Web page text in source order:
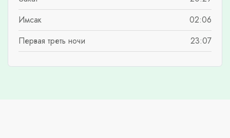
Имсак
02:06
Первая треть ночи
23:07